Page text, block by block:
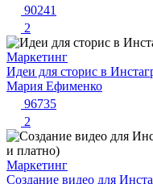
90241
2
Маркетинг
Идеи для сторис в
Мария Ефименко
96735
2
Маркетинг
Создание видео для